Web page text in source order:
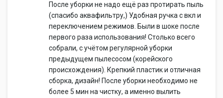
После уборки не надо ещё раз протирать пыль
(спасибо аквафильтру,) Удобная ручка с вкл и
переключением режимов. Были в шоке после
первого раза использования! Столько всего
собрали, с учётом регулярной уборки
предыдущем пылесосом (корейского
происхождения). Крепкий пластик и отличная
сборка, дизайн! После уборки необходимо не
более 5 мин на чистку, а именно вылить